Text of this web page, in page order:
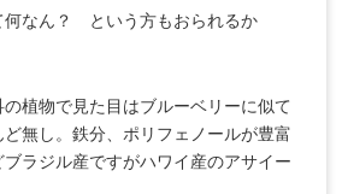
何なん？ という方もおられるか
植物で見た目はブルーベリーに似て
無し。鉄分、ポリフェノールが豊富
ラジル産ですがハワイ産のアサイー